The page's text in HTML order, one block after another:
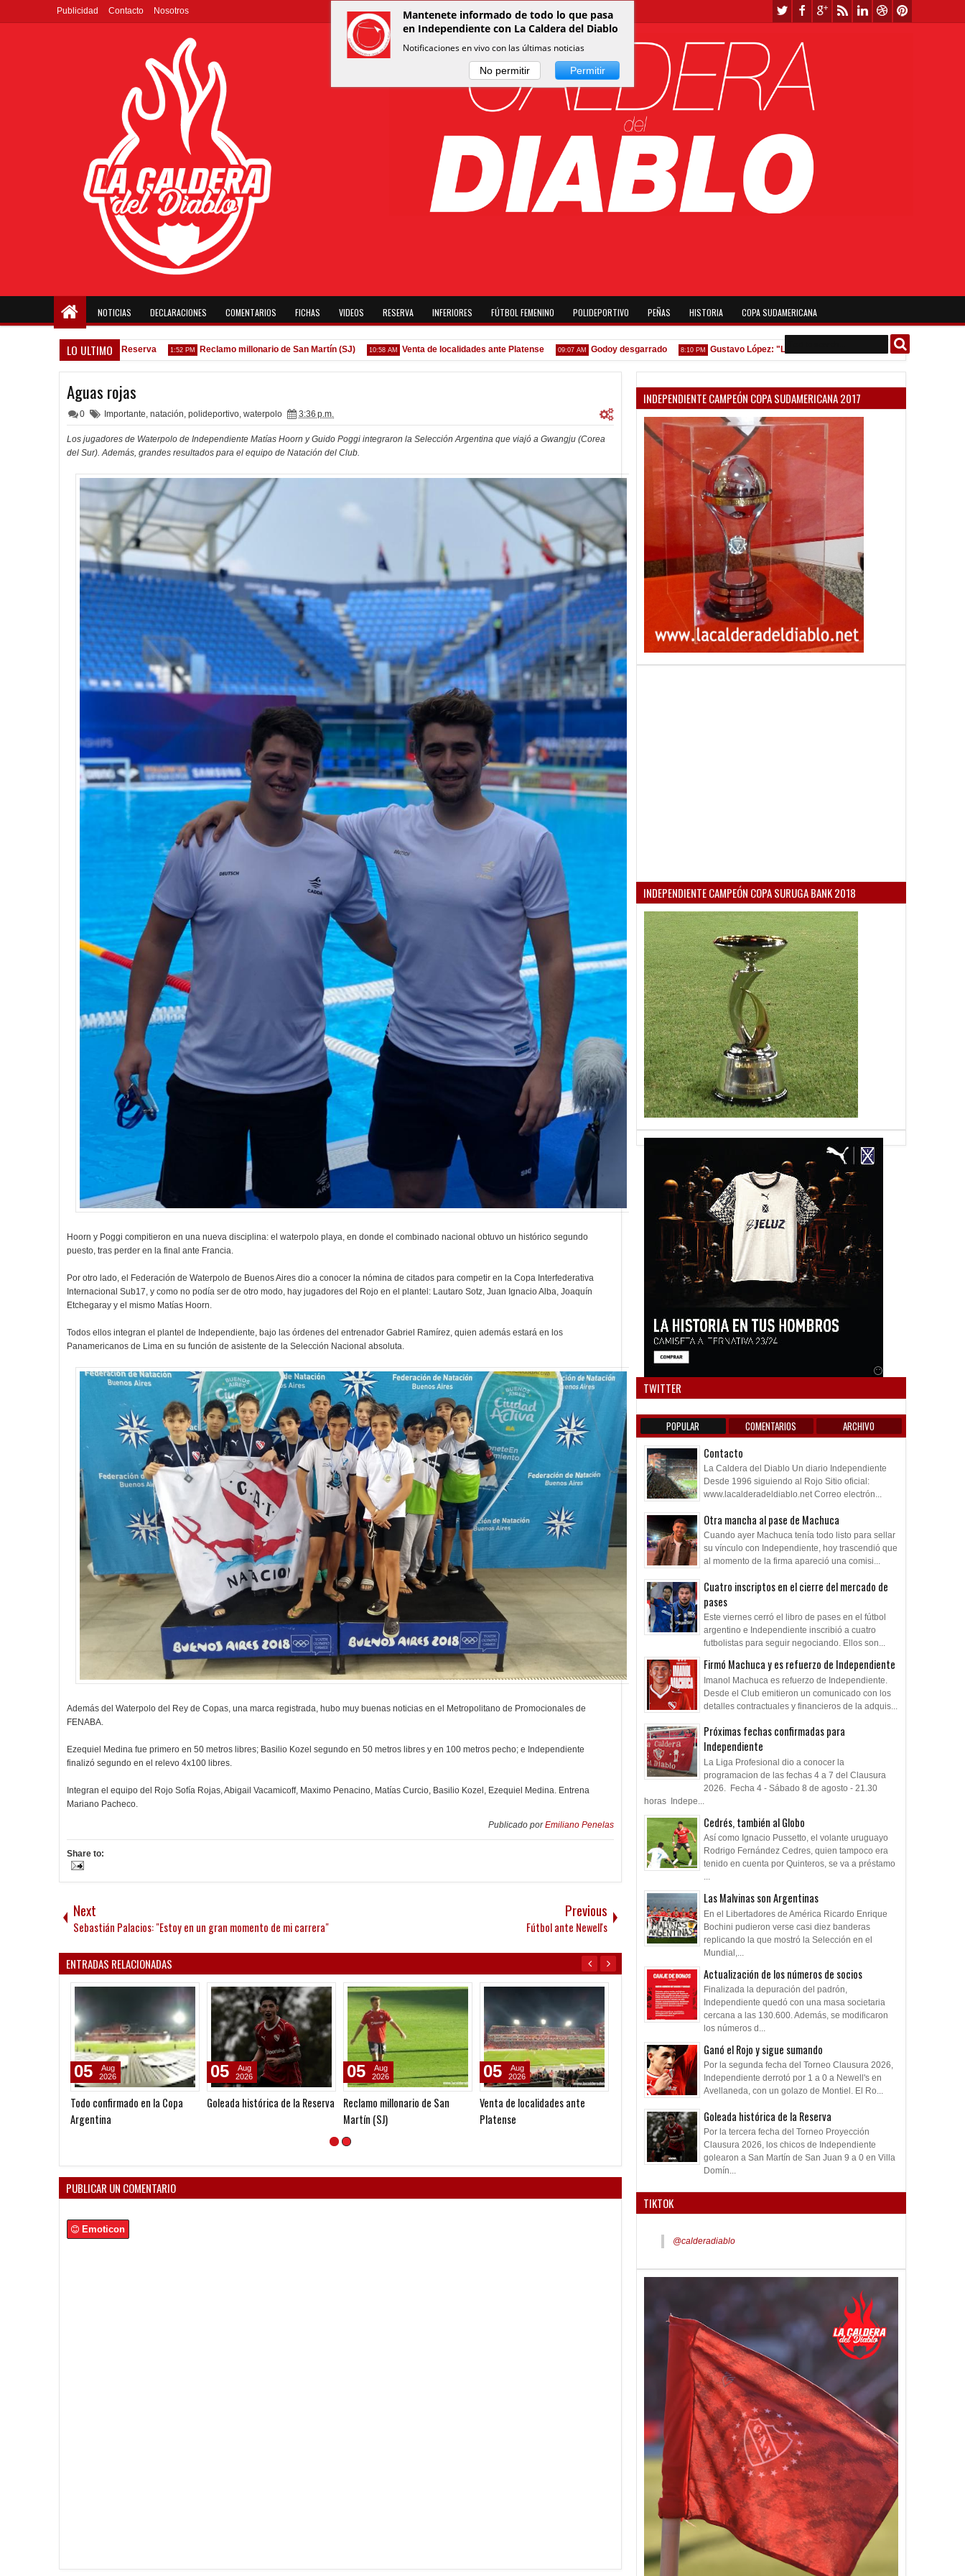
Publicidad Contacto Nosotros
NOTICIAS DECLARACIONES COMENTARIOS FICHAS VIDEOS RESERVA INFERIORES FÚTBOL FEMENINO POLIDEPORTIVO PEÑAS HISTORIA COPA SUDAMERICANA
LO ULTIMO
histórica de la Reserva 1:52 PM Reclamo millonario de San Martín (SJ) 10:58 AM Venta de localidades ante Platense 09:07 AM Godoy desgarrado 8:10 PM Gustavo López: "La diferencia entre Vélez e Independiente está en
Aguas rojas
0 Importante, natación, polideportivo, waterpolo 3:36 p.m.
Los jugadores de Waterpolo de Independiente Matías Hoorn y Guido Poggi integraron la Selección Argentina que viajó a Gwangju (Corea
del Sur). Además, grandes resultados para el equipo de Natación del Club.
Hoorn y Poggi compitieron en una nueva disciplina: el waterpolo playa, en donde el combinado nacional obtuvo un histórico segundo
puesto, tras perder en la final ante Francia.
Por otro lado, el Federación de Waterpolo de Buenos Aires dio a conocer la nómina de citados para competir en la Copa Interfederativa
Internacional Sub17, y como no podía ser de otro modo, hay jugadores del Rojo en el plantel: Lautaro Sotz, Juan Ignacio Alba, Joaquín
Etchegaray y el mismo Matías Hoorn.
Todos ellos integran el plantel de Independiente, bajo las órdenes del entrenador Gabriel Ramírez, quien además estará en los
Panamericanos de Lima en su función de asistente de la Selección Nacional absoluta.
Además del Waterpolo del Rey de Copas, una marca registrada, hubo muy buenas noticias en el Metropolitano de Promocionales de
FENABA.
Ezequiel Medina fue primero en 50 metros libres; Basilio Kozel segundo en 50 metros libres y en 100 metros pecho; e Independiente
finalizó segundo en el relevo 4x100 libres.
Integran el equipo del Rojo Sofía Rojas, Abigail Vacamicoff, Maximo Penacino, Matías Curcio, Basilio Kozel, Ezequiel Medina. Entrena
Mariano Pacheco.
Publicado porEmiliano Penelas
Share to:
Next
Sebastián Palacios: "Estoy en un gran momento de mi carrera"
Previous
Fútbol ante Newell's
ENTRADAS RELACIONADAS
Todo confirmado en la Copa
Argentina
05
Aug
2026
Goleada histórica de la Reserva
05
Aug
2026
Reclamo millonario de San
Martín (SJ)
05
Aug
2026
Venta de localidades ante
Platense
05
Aug
2026
Nuevos valores para las
actividades en la Sede
Mar
2026
Pellitero
15
May
2026
19
PUBLICAR UN COMENTARIO
Emoticon
INDEPENDIENTE CAMPEÓN COPA SUDAMERICANA 2017
INDEPENDIENTE CAMPEÓN COPA SURUGA BANK 2018
TWITTER
POPULAR COMENTARIOS ARCHIVO
Contacto
La Caldera del Diablo Un diario Independiente
Desde 1996 siguiendo al Rojo Sitio oficial:
www.lacalderadeldiablo.net Correo electrón...
Otra mancha al pase de Machuca
Cuando ayer Machuca tenía todo listo para sellar
su vínculo con Independiente, hoy trascendió que
al momento de la firma apareció una comisi...
Cuatro inscriptos en el cierre del mercado de
pases
Este viernes cerró el libro de pases en el fútbol
argentino e Independiente inscribió a cuatro
futbolistas para seguir negociando. Ellos son...
Firmó Machuca y es refuerzo de Independiente
Imanol Machuca es refuerzo de Independiente.
Desde el Club emitieron un comunicado con los
detalles contractuales y financieros de la adquis...
Próximas fechas confirmadas para
Independiente
La Liga Profesional dio a conocer la
programacion de las fechas 4 a 7 del Clausura
2026. Fecha 4 - Sábado 8 de agosto - 21.30
horas Indepe...
Cedrés, también al Globo
Así como Ignacio Pussetto, el volante uruguayo
Rodrigo Fernández Cedres, quien tampoco era
tenido en cuenta por Quinteros, se va a préstamo
...
Las Malvinas son Argentinas
En el Libertadores de América Ricardo Enrique
Bochini pudieron verse casi diez banderas
replicando la que mostró la Selección en el
Mundial,...
Actualización de los números de socios
Finalizada la depuración del padrón,
Independiente quedó con una masa societaria
cercana a las 130.600. Además, se modificaron
los números d...
Ganó el Rojo y sigue sumando
Por la segunda fecha del Torneo Clausura 2026,
Independiente derrotó por 1 a 0 a Newell's en
Avellaneda, con un golazo de Montiel. El Ro...
Goleada histórica de la Reserva
Por la tercera fecha del Torneo Proyección
Clausura 2026, los chicos de Independiente
golearon a San Martín de San Juan 9 a 0 en Villa
Domín...
TIKTOK
@calderadiablo
Mantenete informado de todo lo que pasa
en Independiente con La Caldera del Diablo
Notificaciones en vivo con las últimas noticias
No permitir Permitir